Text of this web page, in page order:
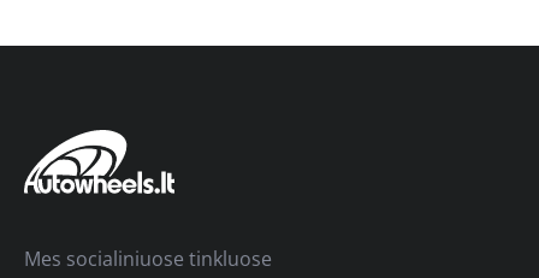
Mes socialiniuose tinkluose